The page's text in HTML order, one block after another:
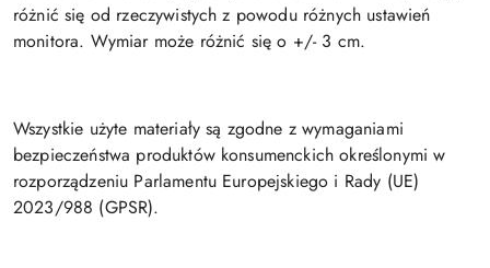
różnić się od rzeczywistych z powodu różnych ustawień
monitora. Wymiar może różnić się o +/- 3 cm.
Wszystkie użyte materiały są zgodne z wymaganiami
bezpieczeństwa produktów konsumenckich określonymi w
rozporządzeniu Parlamentu Europejskiego i Rady (UE)
2023/988 (GPSR).